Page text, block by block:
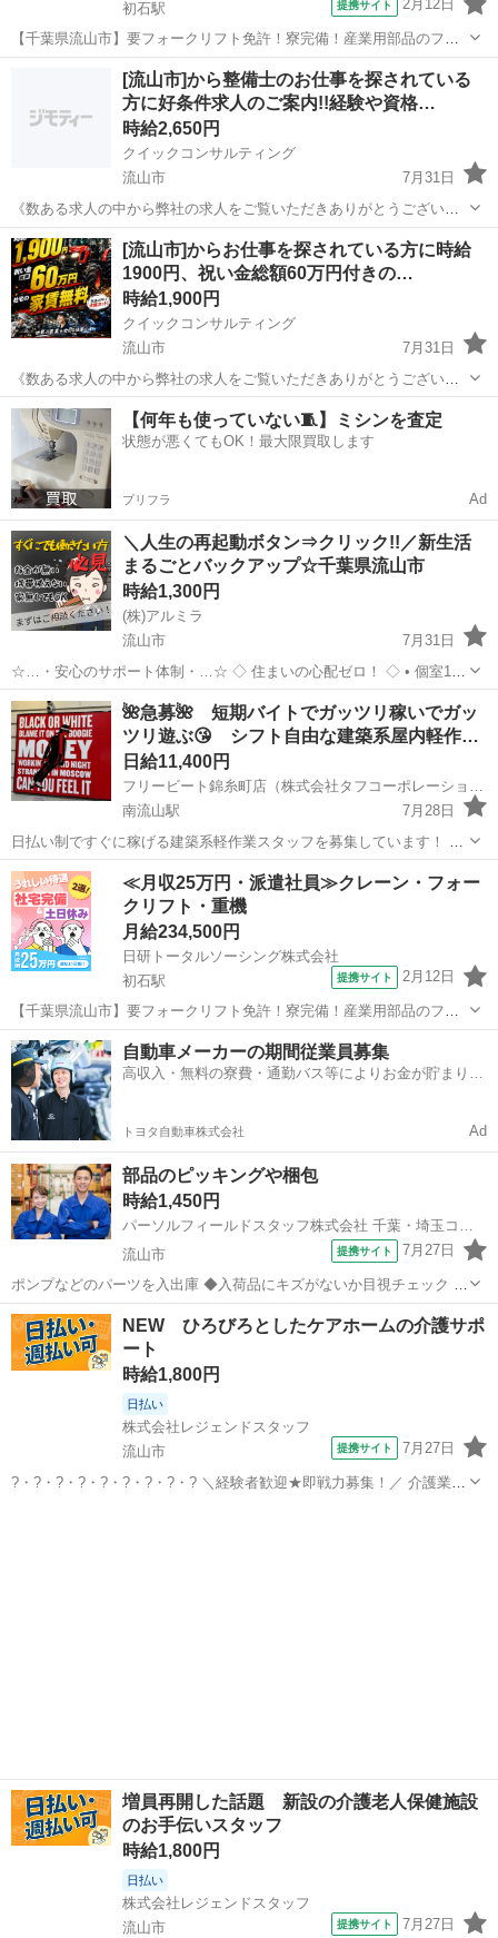
初石駅 提携サイト 2月12日
【千葉県流山市】要フォークリフト免許！寮完備！産業用部品のフォ
ークリフト入出庫作業《お仕事No.4A015》 お仕事について 自動車部
品ほか様々な物をフォークリフトを使用して運搬する倉庫内作業で
す。 ※業務の変更、就業場...
初石駅 その他
[流山市]から整備士のお仕事を探されている
方に好条件求人のご案内!!経験や資格…
時給2,650円
クイックコンサルティング
流山市
7月31日
《数ある求人の中から弊社の求人をご覧いただきありがとうございま
す!!》 全国に様々な求人を5万件以上取り扱っておりご希望条件やご状
況に応じてマッチしそうな求人をご案内いたします!! 応募前に相談だ
けしてみたい方やどんな求...
千葉 流山市 工場 スタッフ
[流山市]からお仕事を探されている方に時給
1900円、祝い金総額60万円付きの…
時給1,900円
クイックコンサルティング
流山市
7月31日
《数ある求人の中から弊社の求人をご覧いただきありがとうございま
す!!》 全国に様々な求人を5万件以上取り扱っておりご希望条件やご状
況に応じてマッチしそうな求人をご案内いたします!! 応募前に相談だ
けしてみたい方やどんな求...
千葉 流山市 工場
【何年も使っていない🧵】ミシンを査定
状態が悪くてもOK！最大限買取します
プリフラ Ad
＼人生の再起動ボタン⇒クリック!!／新生活
まるごとバックアップ☆千葉県流山市
時給1,300円
(株)アルミラ
流山市
7月31日
☆…・安心のサポート体制・…☆ ◇ 住まいの心配ゼロ！ ◇ • 個室1R
完全無料！ • 即日入寮OK！など ◇ 所持金ゼロでもスタートできる！
◇ • 食費・生活費のサポート • 移動費用...
千葉 流山市 工場 完全無料
🌺急募🌺 短期バイトでガッツリ稼いでガッ
ツリ遊ぶ😘 シフト自由な建築系屋内軽作…
日給11,400円
南流山駅
7月28日
日払い制ですぐに稼げる建築系軽作業スタッフを募集しています！ 夏
休みだけの短期でも、長期休みの度にでも🆗！ 今週稼いで来週遊ぶ！
前日に電話ですぐに稼げる！ ご自分の都合に合わせて自由なシフトで
働けます！ 未経験でも大...
千葉 流山市 南流山駅 建築 掲示板
≪月収25万円・派遣社員≫クレーン・フォー
クリフト・重機
月給234,500円
日研トータルソーシング株式会社
初石駅
提携サイト 2月12日
【千葉県流山市】要フォークリフト免許！寮完備！産業用部品のフォ
ークリフト入出庫作業《お仕事No.4A015》 お仕事について 自動車部
品ほか様々な物をフォークリフトを使用して運搬する倉庫内作業で
す。 ※業務の変更、就業場...
千葉 流山市 初石駅 その他
自動車メーカーの期間従業員募集
高収入・無料の寮費・通勤バス等によりお金が貯まりや
トヨタ自動車株式会社 Ad
部品のピッキングや梱包
時給1,450円
流山市
提携サイト 7月27日
ポンプなどのパーツを入出庫 ◆入荷品にキズがないか目視チェック ◆
台車で棚入れ ◆ハンディを使ったピッキング、梱包、包装 ◆【無料送
迎バス】行き 7:47・7:57 帰り 17:45・17:55・18:12 他 初石駅か...
千葉 流山市 仕分け
NEW ひろびろとしたケアホームの介護サポ
ート
時給1,800円
日払い
株式会社レジェンドスタッフ
流山市
提携サイト 7月27日
?・?・?・?・?・?・?・?・? ＼経験者歓迎★即戦力募集！／ 介護業務
増員再開した話題 新設の介護老人保健施設
のお手伝いスタッフ
時給1,800円
日払い
株式会社レジェンドスタッフ
流山市
提携サイト 7月27日